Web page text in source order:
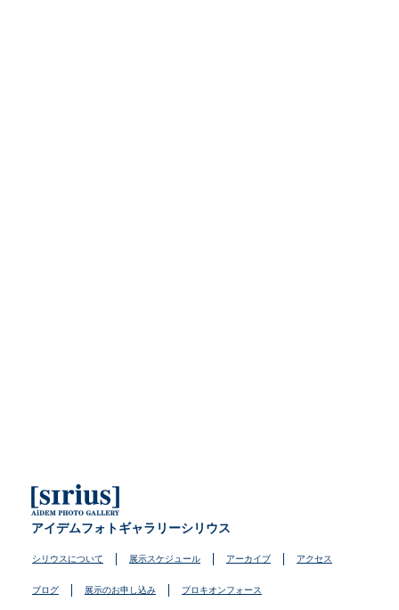
アイデムフォトギャラリーシリウス
シリウスについて 展示スケジュール アーカイブ アクセス
ブログ 展示のお申し込み プロキオンフォース